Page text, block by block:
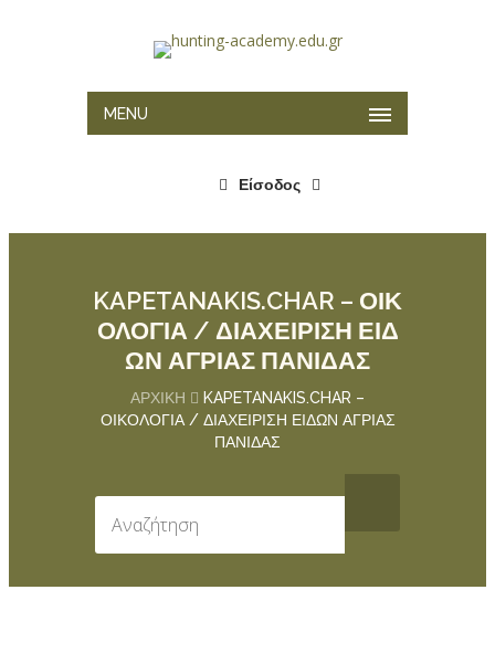
MENU
Είσοδος
KAPETANAKIS.CHAR – ΟΙΚ
ΟΛΟΓΙΑ / ΔΙΑΧΕΙΡΙΣΗ ΕΙΔ
ΩΝ ΑΓΡΙΑΣ ΠΑΝΙΔΑΣ
ΑΡΧΙΚΉ
KAPETANAKIS.CHAR –
ΟΙΚΟΛΟΓΙΑ / ΔΙΑΧΕΙΡΙΣΗ ΕΙΔΩΝ ΑΓΡΙΑΣ
ΠΑΝΙΔΑΣ